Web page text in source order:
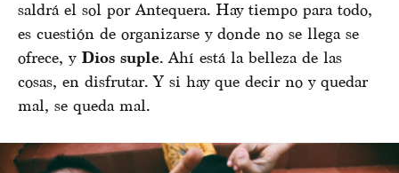
saldrá el sol por Antequera. Hay tiempo para todo,
es cuestión de organizarse y donde no se llega se
ofrece, yDios suple. Ahí está la belleza de las
cosas, en disfrutar. Y si hay que decir no y quedar
mal, se queda mal.